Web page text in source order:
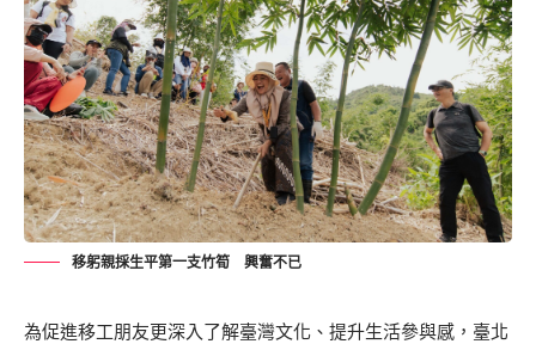
移躬親採生平第一支竹筍 興奮不已
為促進移工朋友更深入了解臺灣文化、提升生活參與感，臺北